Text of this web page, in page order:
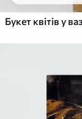
Букет квітів у